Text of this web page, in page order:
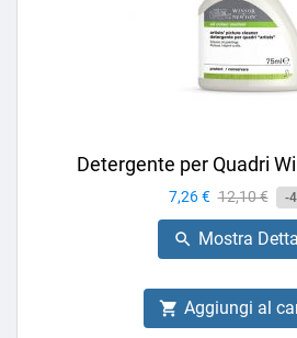
Detergente per Quadri
Prezzo
7,26 € Prezzo
base
12,10 € -
 Mostra
 Aggiungi al